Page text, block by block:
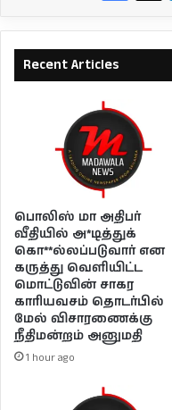
Recent Articles
பொலிஸ் மா அதிபர்
வீதியில் அ*டித்துக்
கொ**ல்லப்படுவார் என
கருத்து வெளியிட்ட
மொட்டுவின் சாகர
காரியவசம் தொடர்பில்
மேல் விசாரணைக்கு
நீதிமன்றம் அனுமதி
1 hour ago